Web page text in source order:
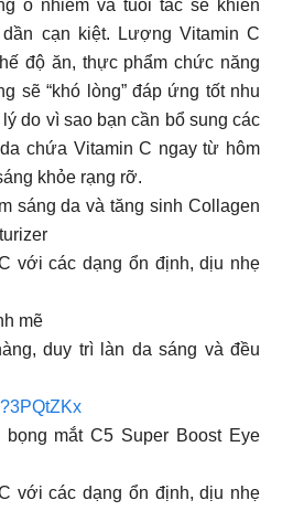
ô nhiễm và tuổi tác sẽ khiến
cạn kiệt. Lượng Vitamin C
độ ăn, thực phẩm chức năng
sẽ “khó lòng” đáp ứng tốt nhu
do vì sao bạn cần bổ sung các
chứa Vitamin C ngay từ hôm
khỏe rạng rỡ.
sáng da và tăng sinh Collagen
với các dạng ổn định, dịu nhẹ
mẽ
duy trì làn da sáng và đều
mắt C5 Super Boost Eye
với các dạng ổn định, dịu nhẹ